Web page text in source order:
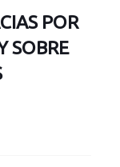
POR
SOBRE